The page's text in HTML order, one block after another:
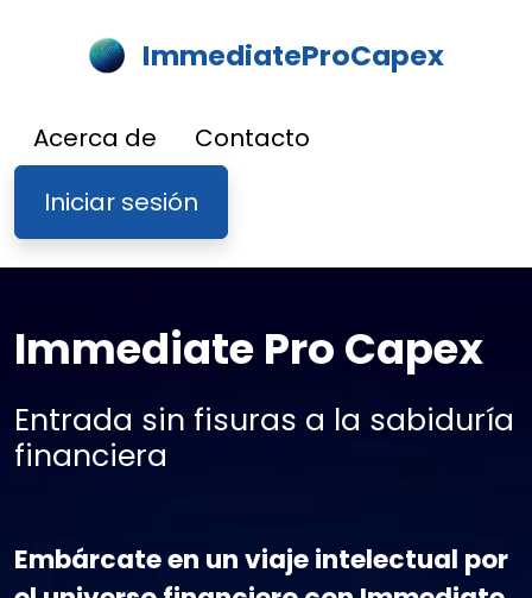
ImmediateProCapex
Acerca de
Contacto
Iniciar sesión
Immediate Pro Capex
Entrada sin fisuras a la sabiduría
financiera
Embárcate en un viaje intelectual por